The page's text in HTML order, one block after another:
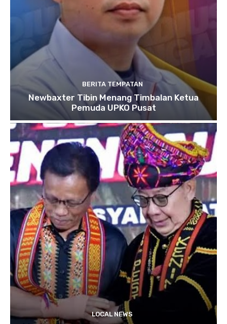
BERITA TEMPATAN
Newbaxter Tibin Menang Timbalan Ketua
Pemuda UPKO Pusat
LOCAL NEWS